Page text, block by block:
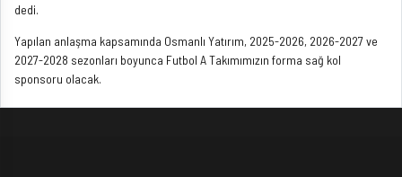
dedi.
Yapılan anlaşma kapsamında Osmanlı Yatırım, 2025-2026, 2026-2027 ve
2027-2028 sezonları boyunca Futbol A Takımımızın forma sağ kol
sponsoru olacak.